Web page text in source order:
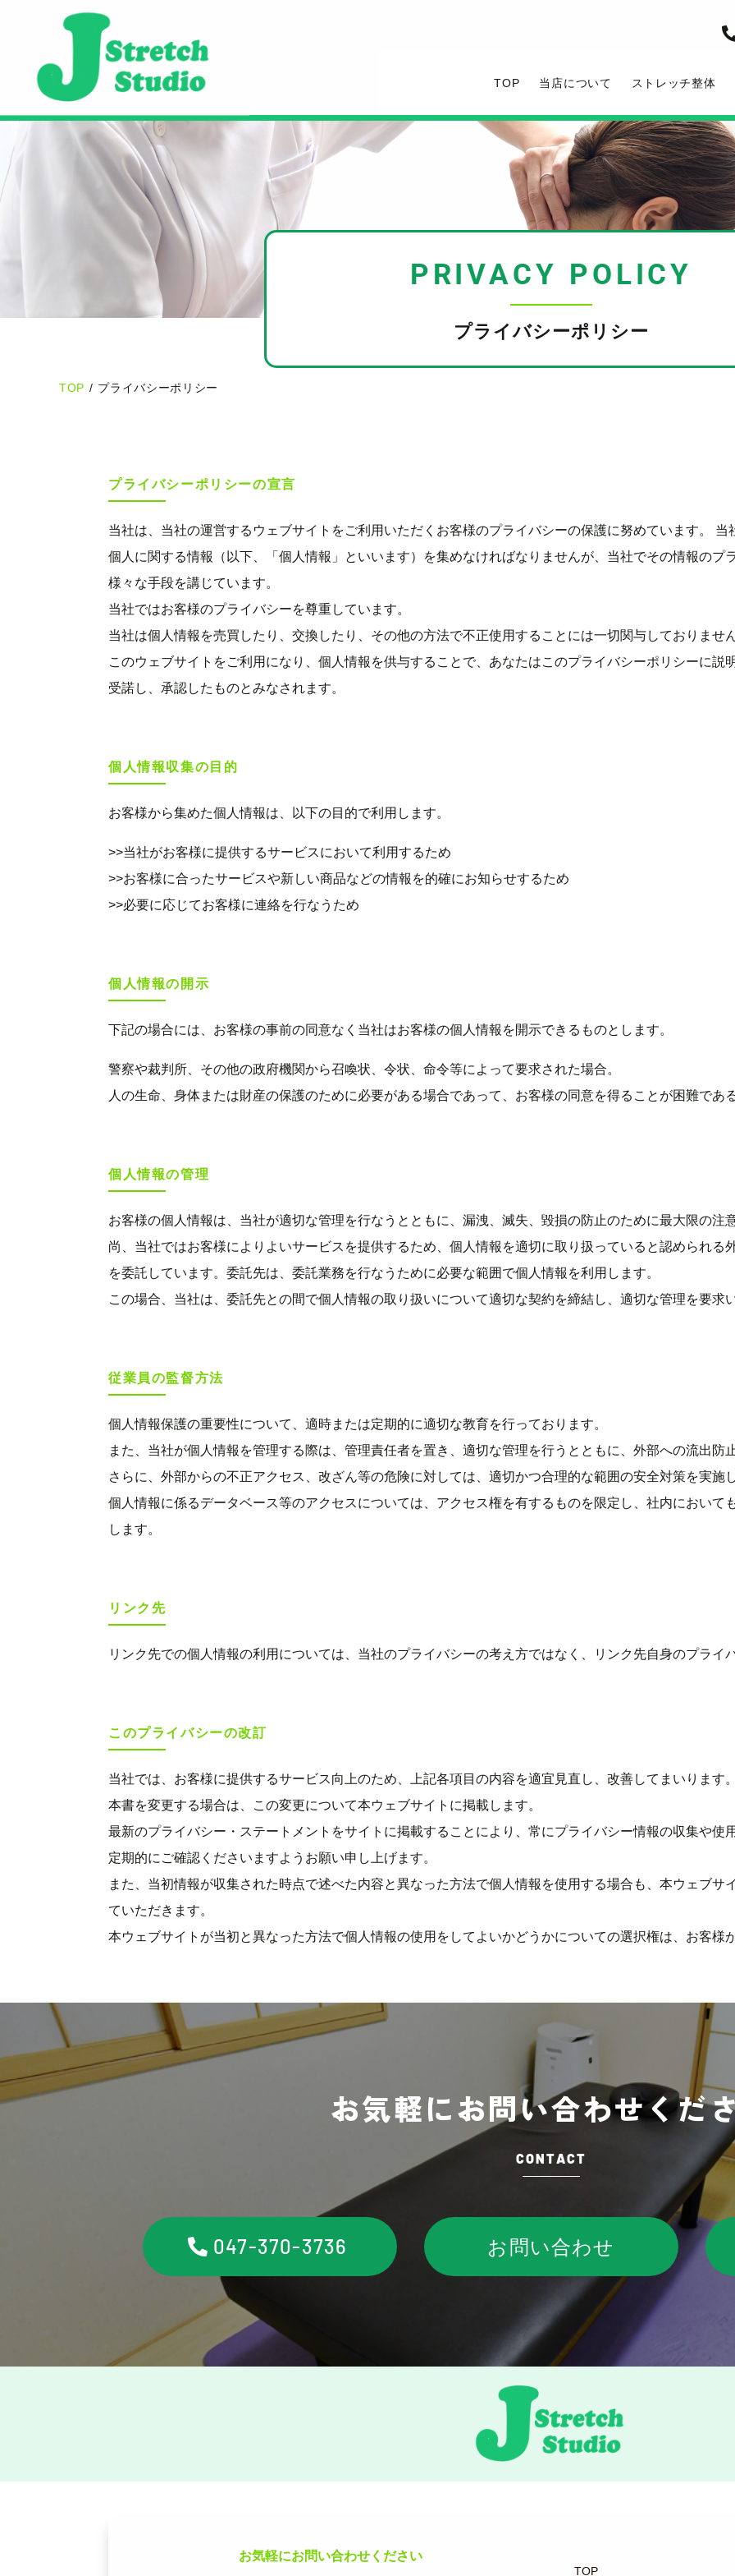
TOP 当店について ストレッチ整体
PRIVACY POLICY
プライバシーポリシー
TOP / プライバシーポリシー
プライバシーポリシーの宣言
当社は、当社の運営するウェブサイトをご利用いただくお客様のプライバシーの保護に努めています。
個人に関する情報（以下、「個人情報」といいます）を集めなければなりませんが、当社でその情報のプ
様々な手段を講じています。
当社ではお客様のプライバシーを尊重しています。
当社は個人情報を売買したり、交換したり、その他の方法で不正使用することには一切関与しておりませ
このウェブサイトをご利用になり、個人情報を供与することで、あなたはこのプライバシーポリシーに説
受諾し、承認したものとみなされます。
個人情報収集の目的
お客様から集めた個人情報は、以下の目的で利用します。
>>当社がお客様に提供するサービスにおいて利用するため
>>お客様に合ったサービスや新しい商品などの情報を的確にお知らせするため
>>必要に応じてお客様に連絡を行なうため
個人情報の開示
下記の場合には、お客様の事前の同意なく当社はお客様の個人情報を開示できるものとします。
警察や裁判所、その他の政府機関から召喚状、令状、命令等によって要求された場合。
人の生命、身体または財産の保護のために必要がある場合であって、お客様の同意を得ることが困難であ
個人情報の管理
お客様の個人情報は、当社が適切な管理を行なうとともに、漏洩、滅失、毀損の防止のために最大限の注
尚、当社ではお客様によりよいサービスを提供するため、個人情報を適切に取り扱っていると認められる
を委託しています。委託先は、委託業務を行なうために必要な範囲で個人情報を利用します。
この場合、当社は、委託先との間で個人情報の取り扱いについて適切な契約を締結し、適切な管理を要求
従業員の監督方法
個人情報保護の重要性について、適時または定期的に適切な教育を行っております。
また、当社が個人情報を管理する際は、管理責任者を置き、適切な管理を行うとともに、外部への流出防
さらに、外部からの不正アクセス、改ざん等の危険に対しては、適切かつ合理的な範囲の安全対策を実施
個人情報に係るデータベース等のアクセスについては、アクセス権を有するものを限定し、社内において
します。
リンク先
リンク先での個人情報の利用については、当社のプライバシーの考え方ではなく、リンク先自身のプライ
このプライバシーの改訂
当社では、お客様に提供するサービス向上のため、上記各項目の内容を適宜見直し、改善してまいります
本書を変更する場合は、この変更について本ウェブサイトに掲載します。
最新のプライバシー・ステートメントをサイトに掲載することにより、常にプライバシー情報の収集や使
定期的にご確認くださいますようお願い申し上げます。
また、当初情報が収集された時点で述べた内容と異なった方法で個人情報を使用する場合も、本ウェブサ
ていただきます。
本ウェブサイトが当初と異なった方法で個人情報の使用をしてよいかどうかについての選択権は、お客様
お気軽にお問い合わせくだ
CONTACT
047-370-3736 お問い合わせ
お気軽にお問い合わせください
TOP